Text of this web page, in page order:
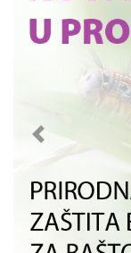
Previous